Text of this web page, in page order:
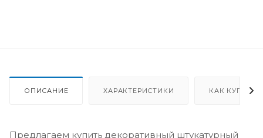
ОПИСАНИЕ ХАРАКТЕРИСТИКИ КАК КУПИТЬ
Предлагаем купить декоративный штукатурный